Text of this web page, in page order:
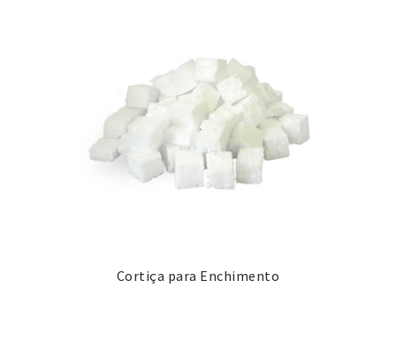
Cortiça para Enchimento